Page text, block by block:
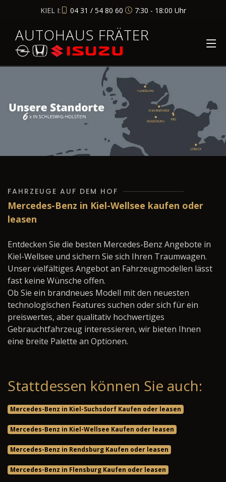
KIEL I: 04 31 / 54 80 60 7:30 - 18:00 Uhr
AUTOHAUS FRÄTER
FAHRZEUGE AUF DEM HOF
Mercedes-Benz in Kiel-Wellsee kaufen oder
leasen
Entdecken Sie die besten Mercedes-Benz Angebote in
Kiel-Wellsee und sichern Sie sich Ihren Traumwagen.
Unser vielfältiges Angebot an Fahrzeugmodellen lässt
fast keine Wünsche offen.
Ob Sie ein brandneues Modell mit den neuesten
technologischen Features suchen oder sich für ein
preiswertes, aber qualitativ hochwertiges
Gebrauchtfahrzeug interessieren, wir bieten Ihnen
eine breite Palette an Optionen.
Stattdessen können Sie auch:
Mercedes-Benz in Kiel-Suchsdorf Kaufen oder leasen
Mercedes-Benz in Kiel-Wellsee Kaufen oder leasen
Mercedes-Benz in Rendsburg Kaufen oder leasen
Mercedes-Benz in Flensburg Kaufen oder leasen